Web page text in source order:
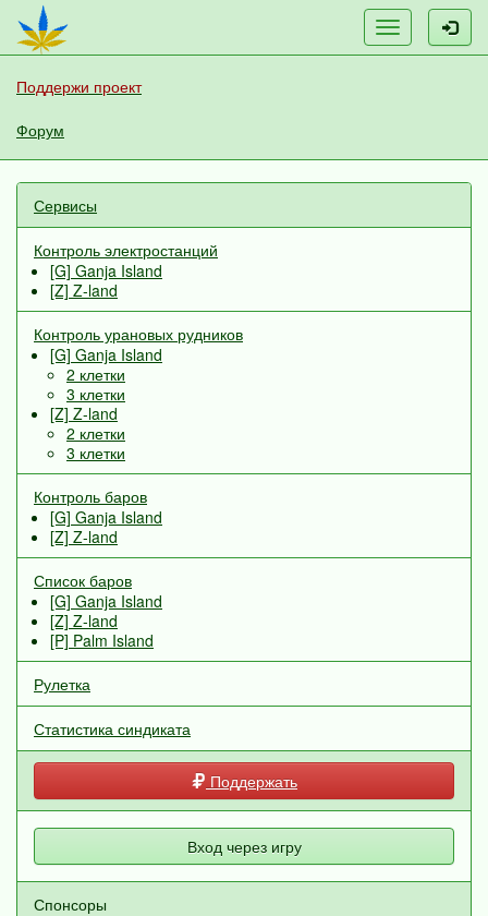
Меню
Поддержи проект
Форум
Сервисы
Контроль электростанций
[G] Ganja Island
[Z] Z-land
Контроль урановых рудников
[G] Ganja Island
2 клетки
3 клетки
[Z] Z-land
2 клетки
3 клетки
Контроль баров
[G] Ganja Island
[Z] Z-land
Список баров
[G] Ganja Island
[Z] Z-land
[P] Palm Island
Рулетка
Статистика синдиката
Поддержать
Вход через игру
Спонсоры